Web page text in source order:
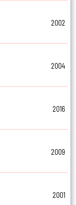
2002
2004
2016
2009
2001